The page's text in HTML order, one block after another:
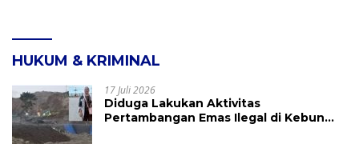
HUKUM & KRIMINAL
17 Juli 2026
Diduga Lakukan Aktivitas
Pertambangan Emas Ilegal di Kebun